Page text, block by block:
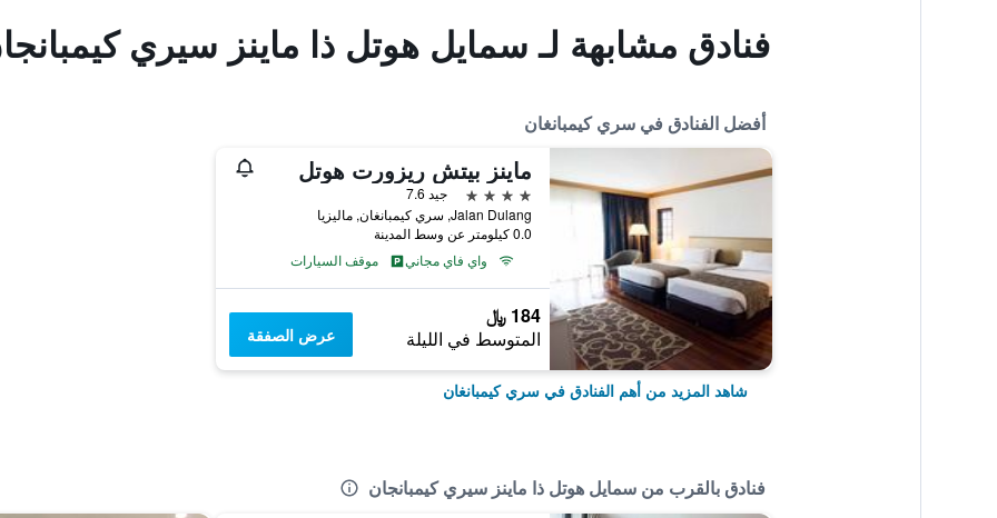
فنادق مشابهة لـ سمايل هوتل ذا ماينز سيري
أفضل الفنادق في سري كيمبانغان
ماينز بيتش ريزورت هوتل
4 نجوم
جيد 7.6
Jalan Dulang, سري كيمبانغان, ماليزيا
0.0 كيلومتر عن وسط المدينة
واي فاي مجاني
موقف السيارات
184 ﷼
المتوسط في الليلة عرض الصفقة
شاهد المزيد من أهم الفنادق في سري كيمبانغان
فنادق بالقرب من سمايل هوتل ذا ماينز سيري كيمبانجان